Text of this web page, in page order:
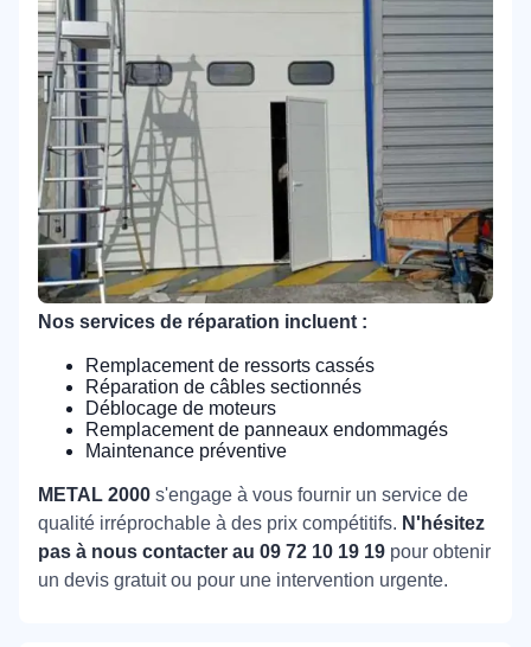
Nos services de réparation incluent :
Remplacement de ressorts cassés
Réparation de câbles sectionnés
Déblocage de moteurs
Remplacement de panneaux endommagés
Maintenance préventive
METAL 2000 s'engage à vous fournir un service de
qualité irréprochable à des prix compétitifs. N'hésitez
pas à nous contacter au 09 72 10 19 19 pour obtenir
un devis gratuit ou pour une intervention urgente.